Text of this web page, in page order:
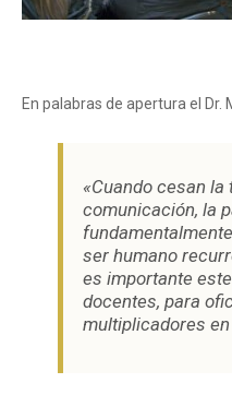
En palabras de apertura el Dr.
«Cuando cesan la
comunicación, la
ser humano
es importante
docentes, para
multiplicadores